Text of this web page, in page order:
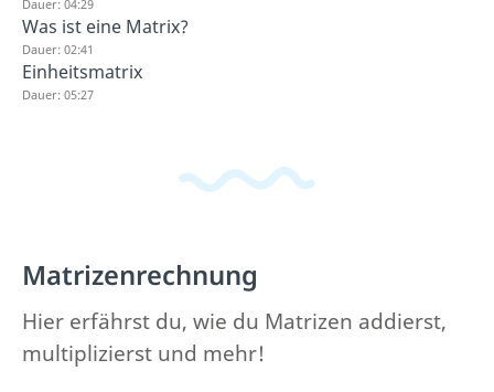
Dauer: 04:29
Was ist eine Matrix?
Dauer: 02:41
Einheitsmatrix
Dauer: 05:27
Matrizenrechnung
Hier erfährst du, wie du Matrizen addierst,
multiplizierst und mehr!